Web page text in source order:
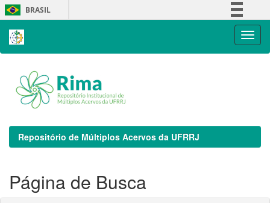
Skip
navigation
BRASIL
Repositório de Múltiplos Acervos da UFRRJ
Página de Busca